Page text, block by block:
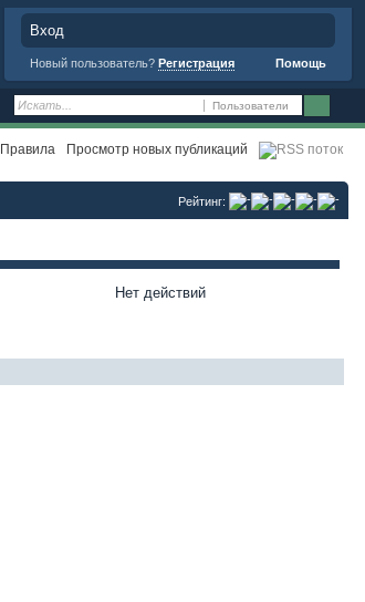
Вход
Новый пользователь? Регистрация Помощь
Пользователи
Правила Просмотр новых публикаций
Рейтинг:
Нет действий